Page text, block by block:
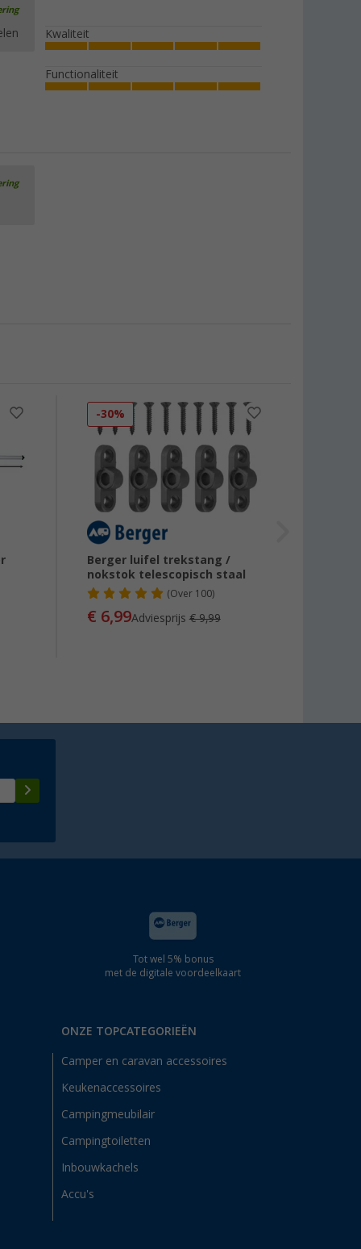
Kwaliteit
Functionaliteit
-30%
Berger luifel trekstang /
nokstok telescopisch staal
(Over100)
€ 6,99Adviesprijs € 9,99
Tot wel 5% bonus
met de digitale voordeelkaart
ONZE TOPCATEGORIEËN
Camper en caravan accessoires
Keukenaccessoires
Campingmeubilair
Campingtoiletten
Inbouwkachels
Accu's